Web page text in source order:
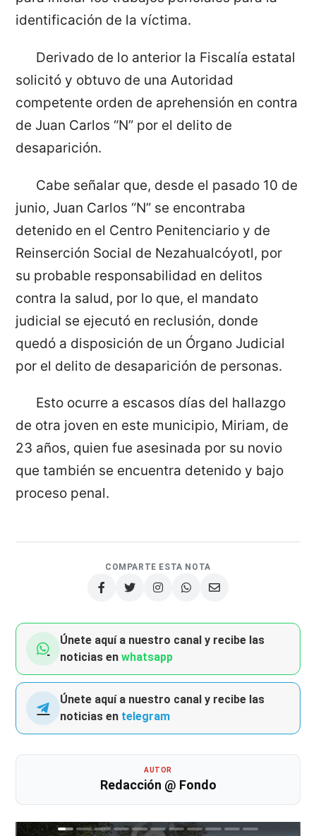
identificación de la víctima.
Derivado de lo anterior la Fiscalía estatal
solicitó y obtuvo de una Autoridad
competente orden de aprehensión en contra
de Juan Carlos “N” por el delito de
desaparición.
Cabe señalar que, desde el pasado 10 de
junio, Juan Carlos “N” se encontraba
detenido en el Centro Penitenciario y de
Reinserción Social de Nezahualcóyotl, por
su probable responsabilidad en delitos
contra la salud, por lo que, el mandato
judicial se ejecutó en reclusión, donde
quedó a disposición de un Órgano Judicial
por el delito de desaparición de personas.
Esto ocurre a escasos días del hallazgo
de otra joven en este municipio, Miriam, de
23 años, quien fue asesinada por su novio
que también se encuentra detenido y bajo
proceso penal.
COMPARTE ESTA NOTA
Únete aquí a nuestro canal y recibe las
noticias enwhatsapp
Únete aquí a nuestro canal y recibe las
noticias en telegram
AUTOR
Redacción @ Fondo